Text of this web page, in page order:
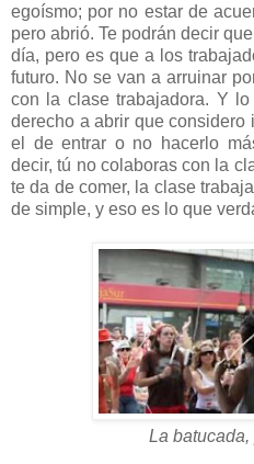
egoísmo; por no estar de
pero abrió. Te podrán decir
día, pero es que a los
futuro. No se van a arruinar
con la clase trabajadora. Y
derecho a abrir que considero
el de entrar o no hacerlo
decir, tú no colaboras con la
te da de comer, la clase
de simple, y eso es lo que
La batucada,